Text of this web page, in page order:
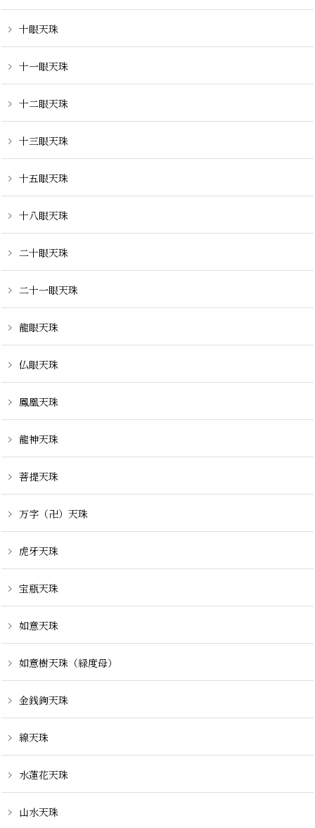
十眼天珠
十一眼天珠
十二眼天珠
十三眼天珠
十五眼天珠
十八眼天珠
二十眼天珠
二十一眼天珠
龍眼天珠
仏眼天珠
鳳凰天珠
龍神天珠
菩提天珠
万字（卍）天珠
虎牙天珠
宝瓶天珠
如意天珠
如意樹天珠（緑度母）
金銭鉤天珠
線天珠
水蓮花天珠
山水天珠